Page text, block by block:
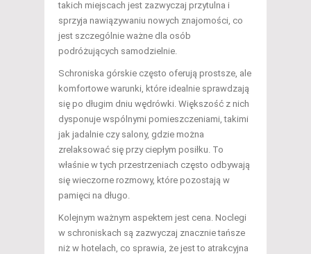
takich miejscach jest zazwyczaj przytulna i
sprzyja nawiązywaniu nowych znajomości, co
jest szczególnie ważne dla osób
podróżujących samodzielnie.
Schroniska górskie często oferują prostsze, ale
komfortowe warunki, które idealnie sprawdzają
się po długim dniu wędrówki. Większość z nich
dysponuje wspólnymi pomieszczeniami, takimi
jak jadalnie czy salony, gdzie można
zrelaksować się przy ciepłym posiłku. To
właśnie w tych przestrzeniach często odbywają
się wieczorne rozmowy, które pozostają w
pamięci na długo.
Kolejnym ważnym aspektem jest cena. Noclegi
w schroniskach są zazwyczaj znacznie tańsze
niż w hotelach, co sprawia, że jest to atrakcyjna